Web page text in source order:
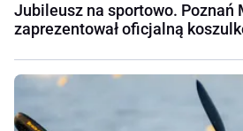
Jubileusz na sportowo. Poznań
zaprezentował oficjalną